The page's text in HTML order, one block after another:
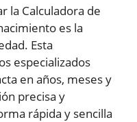
la Calculadora de
es la
Esta
especializados
en años, meses y
precisa y
rápida y sencilla